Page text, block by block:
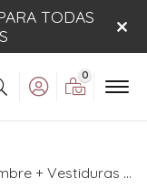
TODAS
0
Soporte de Madera + Moisés de Mimbre + Vestiduras Little Bloom